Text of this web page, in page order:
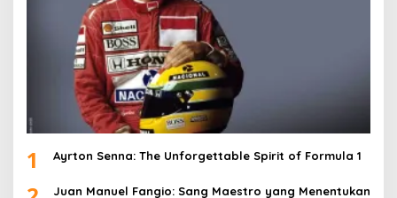
1 Ayrton Senna: The Unforgettable Spirit of Formula 1
Juan Manuel Fangio: Sang Maestro yang Menentukan